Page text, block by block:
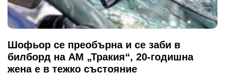
Шофьор се преобърна и се заби в
билборд на АМ „Тракия“, 20-годишна
жена е в тежко състояние